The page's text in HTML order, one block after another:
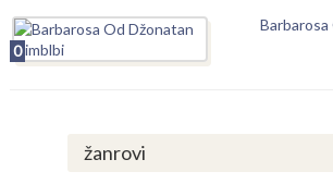
0
žanrovi